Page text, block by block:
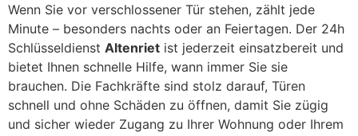
Wenn Sie vor verschlossener Tür stehen, zählt jede
Minute – besonders nachts oder an Feiertagen. Der 24h
Schlüsseldienst Altenriet ist jederzeit einsatzbereit und
bietet Ihnen schnelle Hilfe, wann immer Sie sie
brauchen. Die Fachkräfte sind stolz darauf, Türen
schnell und ohne Schäden zu öffnen, damit Sie zügig
und sicher wieder Zugang zu Ihrer Wohnung oder Ihrem